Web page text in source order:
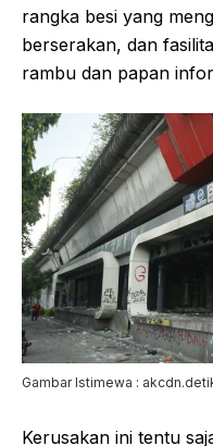
rangka besi yang
berserakan, dan
rambu dan papan
Gambar Istimewa :
Kerusakan ini tentu